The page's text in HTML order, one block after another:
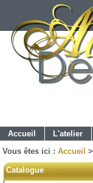
Accueil L'atelier
Vous êtes ici : Accueil >
Catalogue